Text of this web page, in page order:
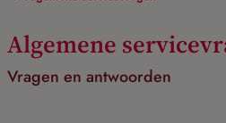
Algemene
Vragen en antwoorden